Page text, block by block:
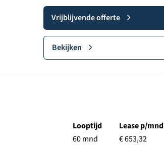
Vrijblijvende offerte
Bekijken
Looptijd
60 mnd
Lease p/mnd
€ 653,32